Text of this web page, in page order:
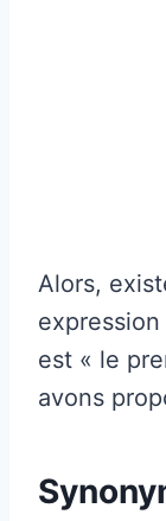
Alors,
est « le
avons